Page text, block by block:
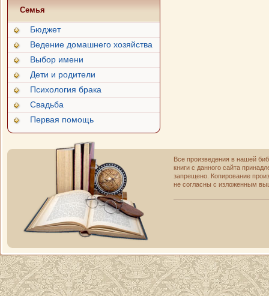
Семья
Бюджет
Ведение домашнего хозяйства
Выбор имени
Дети и родители
Психология брака
Свадьба
Первая помощь
Все произведения в нашей
книги с данного сайта
запрещено. Копирование
не согласны с изложенным